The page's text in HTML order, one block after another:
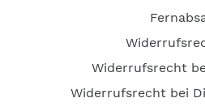
Widerrufsrecht
Widerrufsrecht bei